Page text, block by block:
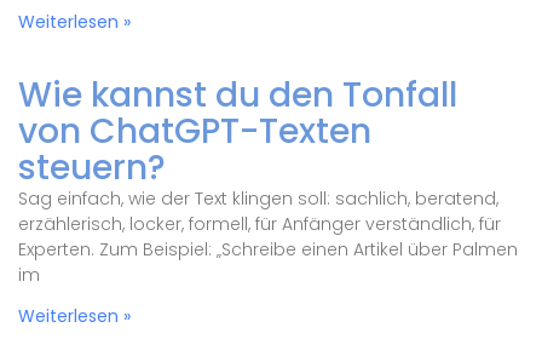
Weiterlesen »
Wie kannst du den Tonfall
von ChatGPT-Texten
steuern?
Sag einfach, wie der Text klingen soll: sachlich, beratend,
erzählerisch, locker, formell, für Anfänger verständlich, für
Experten. Zum Beispiel: „Schreibe einen Artikel über Palmen
im
Weiterlesen »